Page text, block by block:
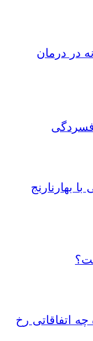
در درمان
بهارنارنج
اتفاقاتی رخ